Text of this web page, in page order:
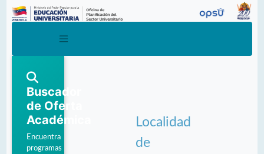
Buscador
de Oferta
Académica
Encuentra
programas
Localidad
de